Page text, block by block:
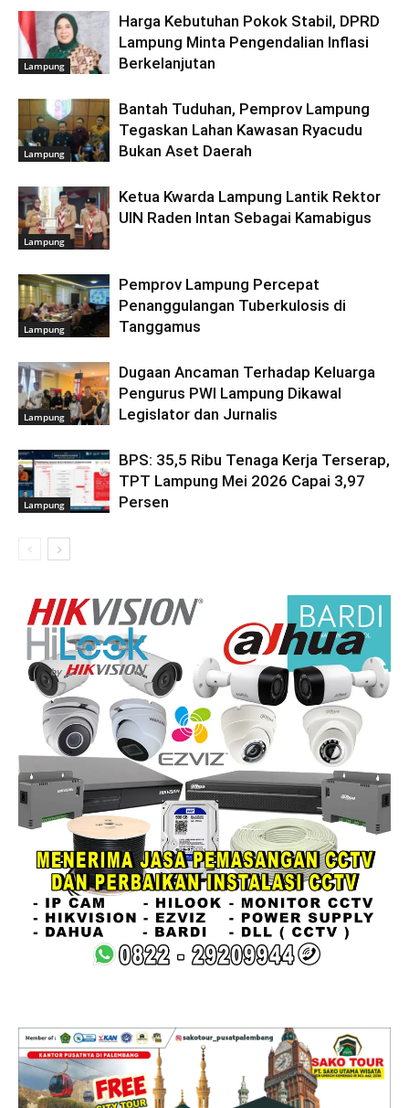
Lampung
Harga Kebutuhan Pokok Stabil, DPRD
Lampung Minta Pengendalian Inflasi
Berkelanjutan
Lampung
Bantah Tuduhan, Pemprov Lampung
Tegaskan Lahan Kawasan Ryacudu
Bukan Aset Daerah
Lampung
Ketua Kwarda Lampung Lantik Rektor
UIN Raden Intan Sebagai Kamabigus
Lampung
Pemprov Lampung Percepat
Penanggulangan Tuberkulosis di
Tanggamus
Lampung
Dugaan Ancaman Terhadap Keluarga
Pengurus PWI Lampung Dikawal
Legislator dan Jurnalis
Lampung
BPS: 35,5 Ribu Tenaga Kerja Terserap,
TPT Lampung Mei 2026 Capai 3,97
Persen